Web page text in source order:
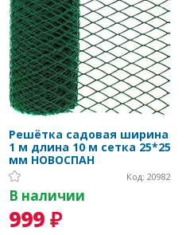
Решётка садовая ширина
1 м длина 10 м сетка 25*25
мм НОВОСПАН
Код: 20982
В наличии
999 ₽